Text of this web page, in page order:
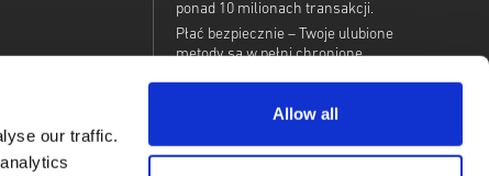
our traffic.
Allow all
ponad 10 milionach transakcji.
Płać bezpiecznie – Twoje ulubione
metody są w pełni chronione.